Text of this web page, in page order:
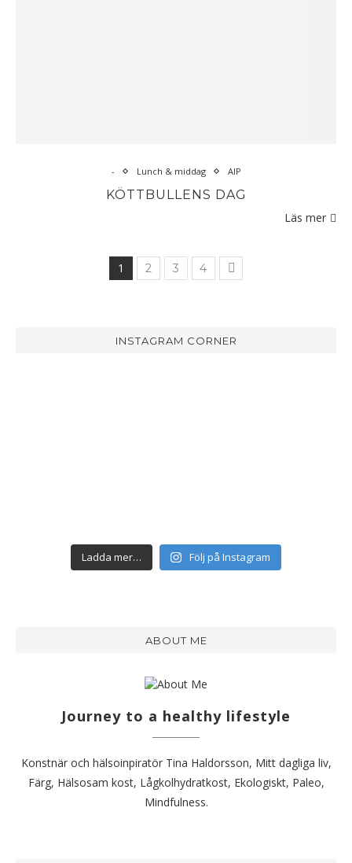
- Lunch & middag AIP
KÖTTBULLENS DAG
Läs mer
1 2 3 4
INSTAGRAM CORNER
Ladda mer… Följ på Instagram
ABOUT ME
Journey to a healthy lifestyle
Konstnär och hälsoinpiratör Tina Haldorsson, Mitt dagliga liv,
Färg, Hälsosam kost, Lågkolhydratkost, Ekologiskt, Paleo,
Mindfulness.